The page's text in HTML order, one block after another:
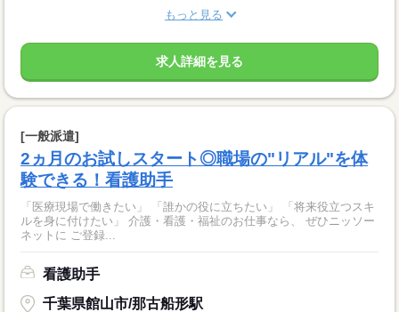
もっと見る
求人詳細を見る
[一般派遣]
2ヵ月のお試しスタート◎職場の"リアル"を体
験できる！看護助手
「医療現場で働きたい」 「誰かの役に立ちたい」 「将来役立つスキ
ルを身に付けたい」 介護・看護・福祉のお仕事なら、 ぜひニッソー
ネットに ご登録...
看護助手
千葉県館山市/那古船形駅